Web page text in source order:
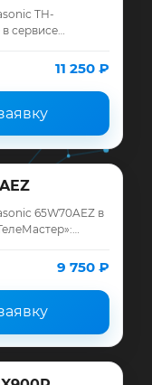
TH-
сервисе
запчасти и
11 250 ₽
65W70AEZ в
до 129 750 ₽